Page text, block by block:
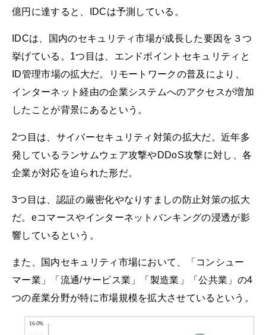
億円に達すると、IDCは予測している。
IDCは、国内のセキュリティ市場が成長した要因を３つ
挙げている。1つ目は、エンドポイントセキュリティと
ID管理市場の拡大だ。リモートワークの普及により、
インターネット経由の企業システムへのアクセスが増加
したことが背景にあるという。
2つ目は、サイバーセキュリティ対策の拡大だ。近年多
発しているランサムウェア攻撃やDDoS攻撃に対し、各
企業が対応を迫られた形だ。
3つ目は、認証の厳密化やなりすましの防止対策の拡大
だ。eコマースやインターネットバンキングの浸透が影
響しているという。
また、国内セキュリティ市場において、「コンシュー
マー業」「流通/サービス業」「製造業」「公共業」の4
つの産業分野が特に市場規模を拡大させているという。